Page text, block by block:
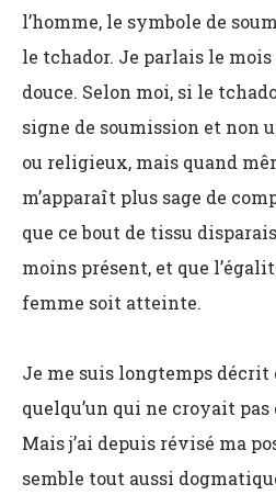
l’homme, le symbole de
le tchador. Je parlais le
douce. Selon moi, si le
signe de soumission et non
ou religieux, mais quand
m’apparaît plus sage de
que ce bout de tissu
moins présent, et que
femme soit atteinte.
Je me suis longtemps décrit
quelqu’un qui ne croyait pas
Mais j’ai depuis révisé ma
semble tout aussi